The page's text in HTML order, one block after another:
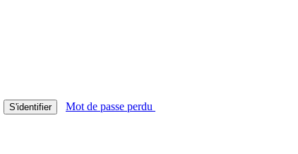
S'identifier Mot de passe perdu